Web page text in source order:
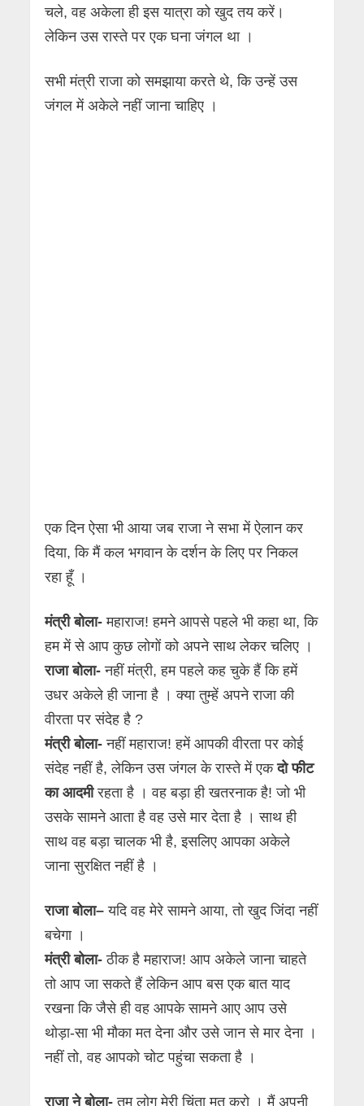
चले, वह अकेला ही इस यात्रा को खुद तय करें।
लेकिन उस रास्ते पर एक घना जंगल था ।
सभी मंत्री राजा को समझाया करते थे, कि उन्हें उस
जंगल में अकेले नहीं जाना चाहिए ।
एक दिन ऐसा भी आया जब राजा ने सभा में ऐलान कर
दिया, कि मैं कल भगवान के दर्शन के लिए पर निकल
रहा हूँ ।
मंत्री बोला- महाराज! हमने आपसे पहले भी कहा था, कि
हम में से आप कुछ लोगों को अपने साथ लेकर चलिए ।
राजा बोला- नहीं मंत्री, हम पहले कह चुके हैं कि हमें
उधर अकेले ही जाना है । क्या तुम्हें अपने राजा की
वीरता पर संदेह है ?
मंत्री बोला- नहीं महाराज! हमें आपकी वीरता पर कोई
संदेह नहीं है, लेकिन उस जंगल के रास्ते में एकदो फीट
का आदमीरहता है । वह बड़ा ही खतरनाक है! जो भी
उसके सामने आता है वह उसे मार देता है । साथ ही
साथ वह बड़ा चालक भी है, इसलिए आपका अकेले
जाना सुरक्षित नहीं है ।
राजाबोला– यदि वह मेरे सामने आया, तो खुद जिंदा नहीं
बचेगा ।
मंत्री बोला- ठीक है महाराज! आप अकेले जाना चाहते
तो आप जा सकते हैं लेकिन आप बस एक बात याद
रखना कि जैसे ही वह आपके सामने आए आप उसे
थोड़ा-सा भी मौका मत देना और उसे जान से मार देना ।
नहीं तो, वह आपको चोट पहुंचा सकता है ।
राजा ने बोला- तुम लोग मेरी चिंता मत करो । मैं अपनी